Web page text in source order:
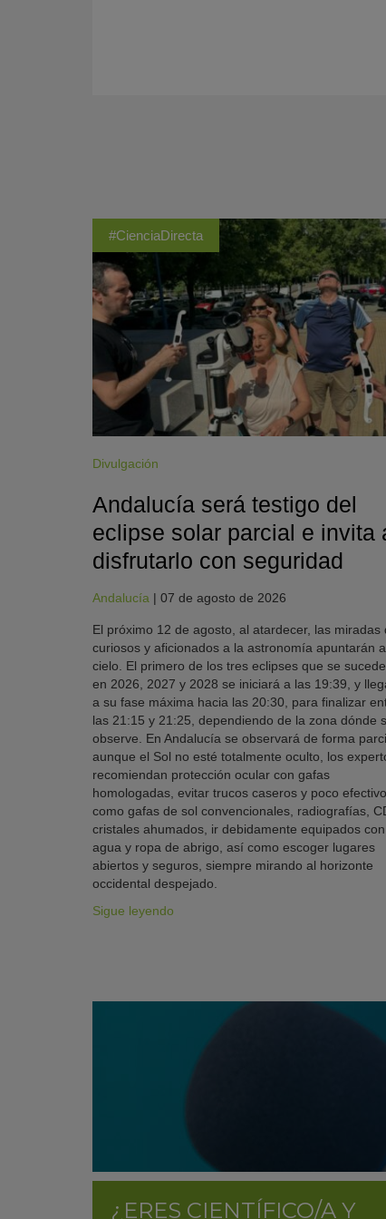
#CienciaDirecta
Divulgación
Andalucía será testigo del
eclipse solar parcial e invita
disfrutarlo con seguridad
Andalucía | 07 de agosto de 2026
El próximo 12 de agosto, al atardecer, las miradas
curiosos y aficionados a la astronomía apuntarán
cielo. El primero de los tres eclipses que se
en 2026, 2027 y 2028 se iniciará a las 19:39, y
a su fase máxima hacia las 20:30, para finalizar
las 21:15 y 21:25, dependiendo de la zona dónde
observe. En Andalucía se observará de forma
aunque el Sol no esté totalmente oculto, los
recomiendan protección ocular con gafas
homologadas, evitar trucos caseros y poco
como gafas de sol convencionales, radiografías,
cristales ahumados, ir debidamente equipados con
agua y ropa de abrigo, así como escoger lugares
abiertos y seguros, siempre mirando al horizonte
occidental despejado.
Sigue leyendo
¿ERES CIENTÍFICO/A Y